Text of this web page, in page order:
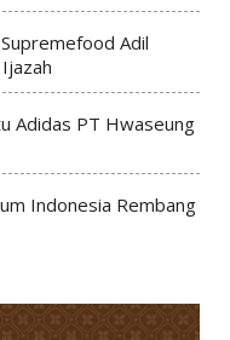
Adil
Adidas PT Hwaseung
Indonesia Rembang